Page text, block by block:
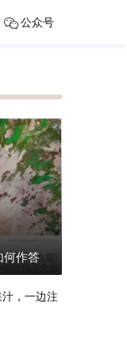
公众号
何作答
，一边注